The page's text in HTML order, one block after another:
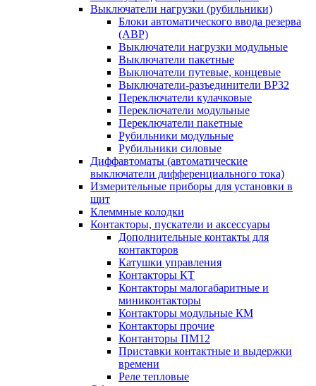
Выключатели нагрузки (рубильники)
Блоки автоматического ввода резерва
(АВР)
Выключатели нагрузки модульные
Выключатели пакетные
Выключатели путевые, концевые
Выключатели-разъединители ВР32
Переключатели кулачковые
Переключатели модульные
Переключатели пакетные
Рубильники модульные
Рубильники силовые
Диффавтоматы (автоматические
выключатели дифференциального тока)
Измерительные приборы для установки в
щит
Клеммные колодки
Контакторы, пускатели и аксессуары
Дополнительные контакты для
контакторов
Катушки управления
Контакторы КТ
Контакторы малогабаритные и
миниконтакторы
Контакторы модульные КМ
Контакторы прочие
Контанторы ПМ12
Приставки контактные и выдержки
времени
Реле тепловые